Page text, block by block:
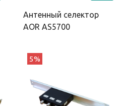
Антенный селектор
AOR AS5700
5%